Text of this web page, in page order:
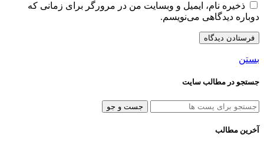
ذخیره نام، ایمیل و وبسایت من در مرورگر برای زمانی که
دوباره دیدگاهی می‌نویسم.
بستن
جستجو در مطالب سایت
جست و جو
آخرین مطالب